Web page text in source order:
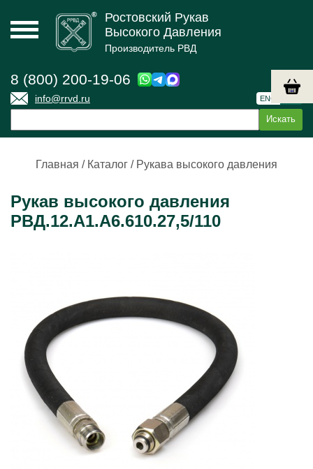
Ростовский Рукав
Высокого Давления
Производитель РВД
8 (800) 200-19-06
info@rrvd.ru ENG
Главная / Каталог / Рукава высокого давления
Рукав высокого давления
РВД.12.А1.А6.610.27,5/110